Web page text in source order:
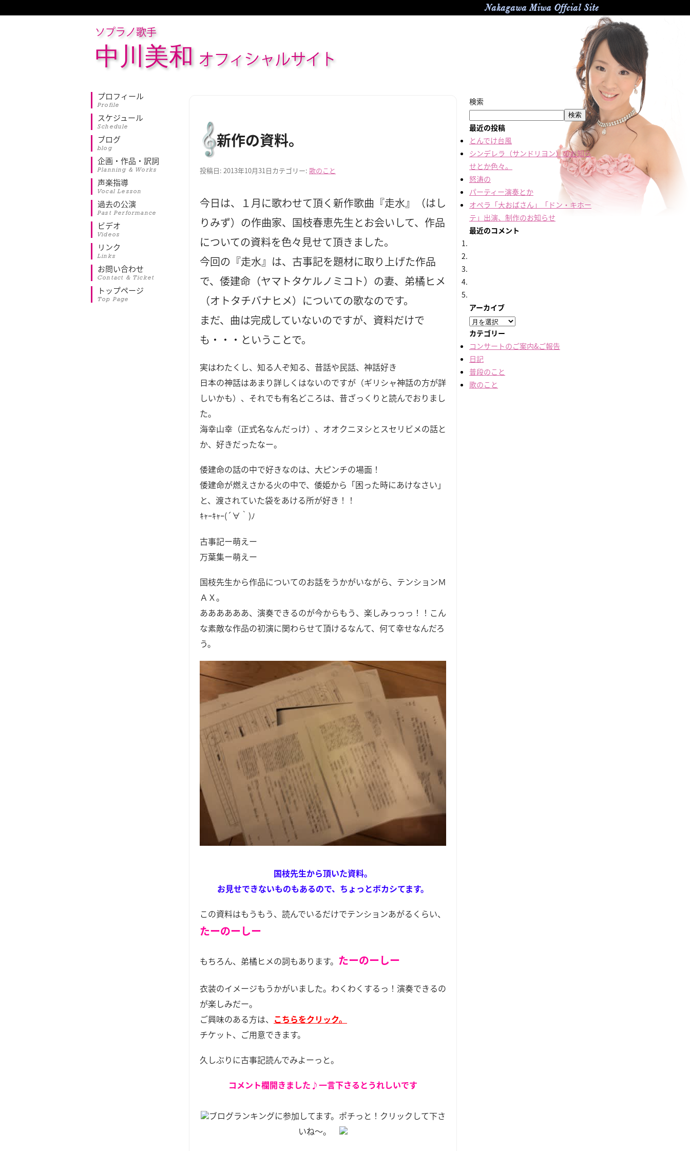
Nakagawa Miwa Offcial Site
ソプラノ歌手
中川美和 オフィシャルサイト
プロフィール
Profile
スケジュール
Schedule
ブログ
blog
企画・作品・訳詞
Planning & Works
声楽指導
Vocal Lesson
過去の公演
Past Performance
ビデオ
Videos
リンク
Links
お問い合わせ
Contact & Ticket
トップページ
Top Page
新作の資料。
投稿日: 2013年10月31日カテゴリー: 歌のこと
今日は、１月に歌わせて頂く新作歌曲『走水』（はし
りみず）の作曲家、国枝春恵先生とお会いして、作品
についての資料を色々見せて頂きました。
今回の『走水』は、古事記を題材に取り上げた作品
で、倭建命（ヤマトタケルノミコト）の妻、弟橘ヒメ
（オトタチバナヒメ）についての歌なのです。
まだ、曲は完成していないのですが、資料だけで
も・・・ということで。
実はわたくし、知る人ぞ知る、昔話や民話、神話好き
日本の神話はあまり詳しくはないのですが（ギリシャ神話の方が詳
しいかも）、それでも有名どころは、昔ざっくりと読んでおりまし
た。
海幸山幸（正式名なんだっけ）、オオクニヌシとスセリビメの話と
か、好きだったなー。
倭建命の話の中で好きなのは、大ピンチの場面！
倭建命が燃えさかる火の中で、倭姫から「困った時にあけなさい」
と、渡されていた袋をあける所が好き！！
ｷｬｰｷｬｰ(´∀｀)ﾉ
古事記ー萌えー
万葉集ー萌えー
国枝先生から作品についてのお話をうかがいながら、テンションＭ
ＡＸ。
ああああああ、演奏できるのが今からもう、楽しみっっっ！！こん
な素敵な作品の初演に関わらせて頂けるなんて、何て幸せなんだろ
う。
国枝先生から頂いた資料。
お見せできないものもあるので、ちょっとボカシてます。
この資料はもうもう、読んでいるだけでテンションあがるくらい、
たーのーしー
もちろん、弟橘ヒメの詞もあります。 たーのーしー
衣装のイメージもうかがいました。わくわくするっ！演奏できるの
が楽しみだー。
ご興味のある方は、 こちらをクリック。
チケット、ご用意できます。
久しぶりに古事記読んでみよーっと。
コメント欄開きました♪一言下さるとうれしいです
ブログランキングに参加してます。ポチっと！クリックして下さ
いね～。
検索
検索
最近の投稿
とんでけ台風
シンデレラ（サンドリヨン）のお知ら
せとか色々。
怒涛の
パーティー演奏とか
オペラ「大おばさん」「ドン・キホー
テ」出演、制作のお知らせ
最近のコメント
アーカイブ
ア
ー
カ
イ
ブ
カテゴリー
コンサートのご案内&ご報告
日記
普段のこと
歌のこと